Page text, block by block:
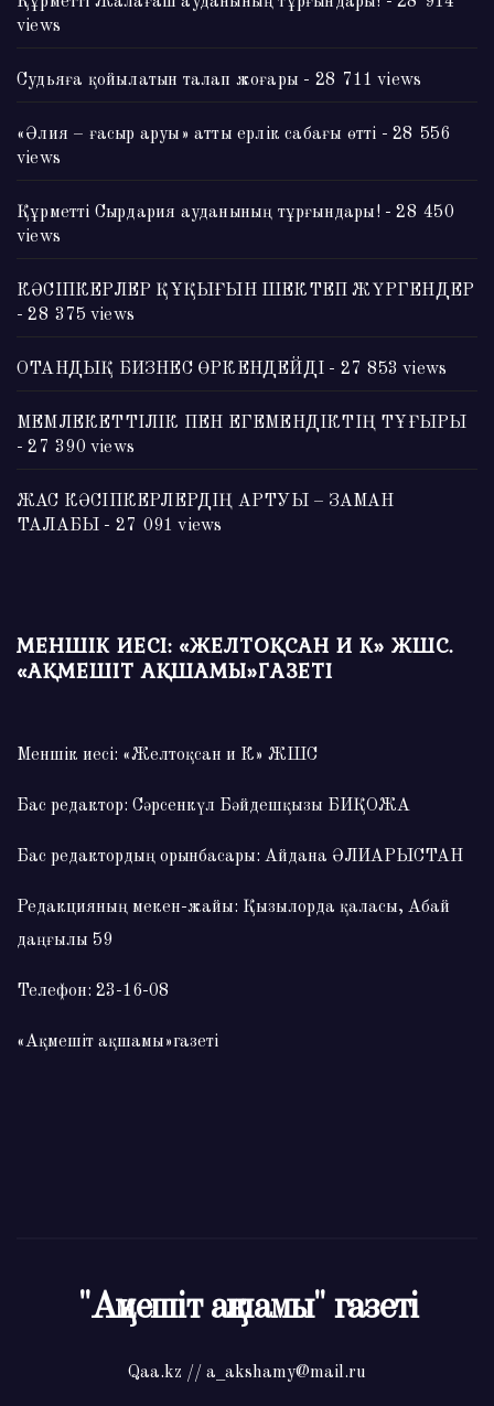
views
Судьяға қойылатын талап жоғары - 28 711 views
«Әлия – ғасыр аруы» атты ерлік сабағы өтті - 28 556
views
Құрметті Сырдария ауданының тұрғындары!- 28 450
views
КӘСІПКЕРЛЕР ҚҰҚЫҒЫН ШЕКТЕП ЖҮРГЕНДЕР
- 28 375 views
ОТАНДЫҚ БИЗНЕС ӨРКЕНДЕЙДІ - 27 853 views
МЕМЛЕКЕТТІЛІК ПЕН ЕГЕМЕНДІКТІҢ ТҰҒЫРЫ
- 27 390 views
ЖАС КӘСІПКЕРЛЕРДІҢ АРТУЫ – ЗАМАН
ТАЛАБЫ - 27 091 views
МЕНШІК ИЕСІ: «ЖЕЛТОҚСАН И К» ЖШС.
«АҚМЕШІТ АҚШАМЫ»ГАЗЕТІ
Меншік иесі: «Желтоқсан и К» ЖШС
Бас редактор: Сәрсенкүл Бәйдешқызы БИҚОЖА
Бас редактордың орынбасары: Айдана ӘЛИАРЫСТАН
Редакцияның мекен-жайы: Қызылорда қаласы, Абай
даңғылы 59
Телефон: 23-16-08
«Ақмешіт ақшамы»газеті
"Ақмешіт ақшамы" газеті
Qaa.kz // a_akshamy@mail.ru